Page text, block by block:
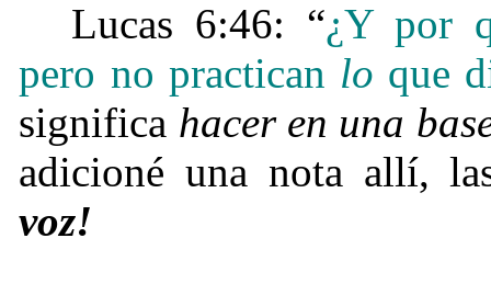
Lucas 6:46: “¿Y por
pero no practican lo que
significa hacer en una
adicioné una nota allí,
voz!